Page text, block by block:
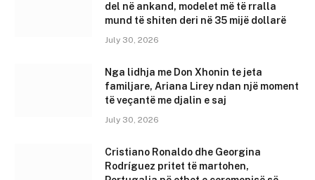
del në ankand, modelet më të rralla
mund të shiten deri në 35 mijë dollarë
July 30, 2026
Nga lidhja me Don Xhonin te jeta
familjare, Ariana Lirey ndan një moment
të veçantë me djalin e saj
July 30, 2026
Cristiano Ronaldo dhe Georgina
Rodríguez pritet të martohen,